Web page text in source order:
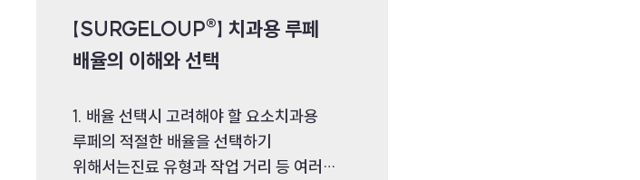
【SURGELOUP®】 치과용 루페
배율의 이해와 선택
1. 배율 선택시 고려해야 할 요소치과용
루페의 적절한 배율을 선택하기
위해서는진료 유형과 작업 거리 등 여러